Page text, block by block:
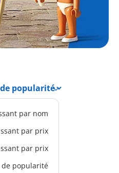
par nom
par prix
par prix
popularité
avec